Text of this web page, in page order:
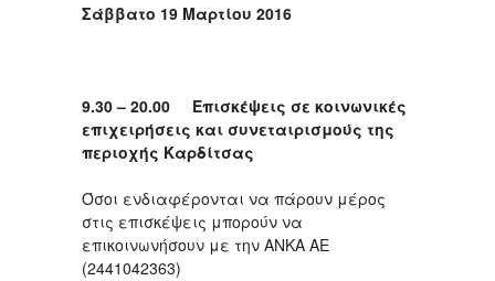
Σάββατο 19 Μαρτίου 2016
9.30 – 20.00 Επισκέψεις σε κοινωνικές
επιχειρήσεις και συνεταιρισμούς της
περιοχής Καρδίτσας
Όσοι ενδιαφέρονται να πάρουν μέρος
στις επισκέψεις μπορούν να
επικοινωνήσουν με την ΑΝΚΑ ΑΕ
(2441042363)